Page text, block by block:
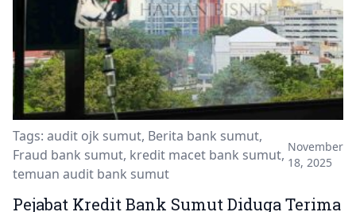
Tags: audit ojk sumut, Berita bank sumut,
Fraud bank sumut, kredit macet bank sumut,
temuan audit bank sumut
November
18, 2025
Pejabat Kredit Bank Sumut Diduga Terima